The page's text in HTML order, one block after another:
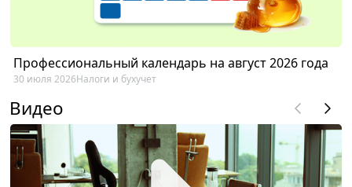
Профессиональный календарь на август 2026 года
30 июля 2026Налоги и бухучет
Видео